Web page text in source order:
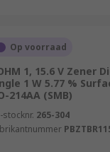
Op voorraad
1, 15.6 V Zener
1 W 5.77 %
214AA (SMB)
stocknr. 265-304